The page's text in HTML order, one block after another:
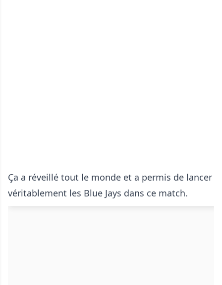
Ça a réveillé tout le monde et a permis de lancer
véritablement les Blue Jays dans ce match.